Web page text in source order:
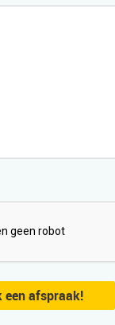
een afspraak!